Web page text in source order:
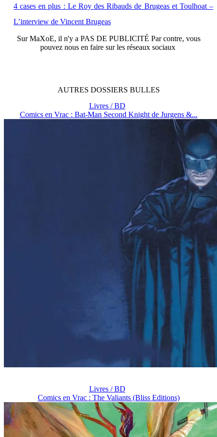
4 cases en plus : Le Roy des Ribauds de Brugeas et Toulhoat –
L’interview de Vincent Brugeas
SurMaXoE, il n'y a PAS DE PUBLICITÉ Par contre, vous
pouvez nous en faire sur les réseaux sociaux
AUTRES DOSSIERS BULLES
Livres / BD
Comics en Vrac : Bat-Man Second Knight de Jurgens &...
Livres / BD
Comics en Vrac : The Valiants (Bliss Editions)